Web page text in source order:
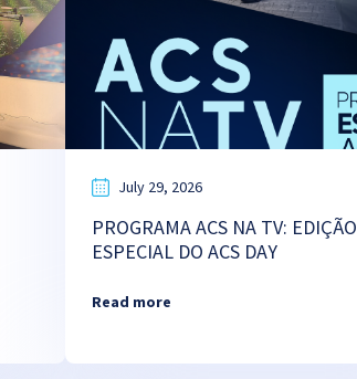
July 29, 2026
PROGRAMA ACS NA TV: EDIÇÃO
ESPECIAL DO ACS DAY
Read more